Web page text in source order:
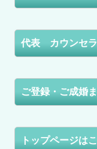
代表 カウンセ
ご登録・ご成婚
トップページは